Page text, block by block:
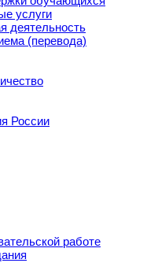
услуги
деятельность
(перевода)
России
работе